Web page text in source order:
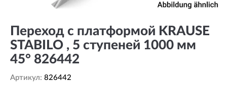
Переход с платформой KRAUSE
STABILO , 5 ступеней 1000 мм
45° 826442
Артикул: 826442